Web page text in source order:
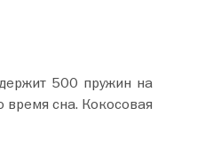
500 пружин на
время сна. Кокосовая